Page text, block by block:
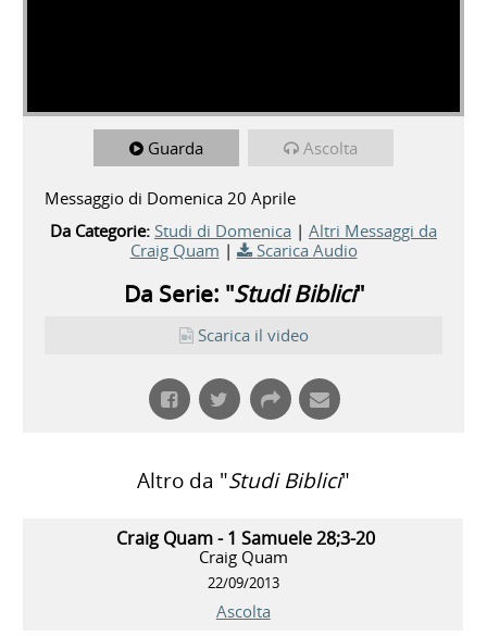
Guarda Ascolta
Messaggio di Domenica 20 Aprile
Da Categorie: Studi di Domenica | Altri Messaggi da
Craig Quam | Scarica Audio
Da Serie: "Studi Biblici"
Scarica il video
Altro da "Studi Biblici"
Craig Quam - 1 Samuele 28;3-20
Craig Quam
22/09/2013
Ascolta